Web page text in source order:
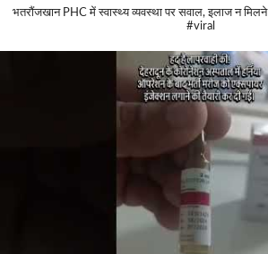
भतरौंजखान PHC में स्वास्थ्य व्यवस्था पर सवाल, इलाज न
#viral